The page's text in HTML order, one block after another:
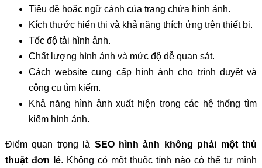
Tiêu đề hoặc ngữ cảnh của trang chứa hình ảnh.
Kích thước hiển thị và khả năng thích ứng trên thiết bị.
Tốc độ tải hình ảnh.
Chất lượng hình ảnh và mức độ dễ quan sát.
Cách website cung cấp hình ảnh cho trình duyệt và
công cụ tìm kiếm.
Khả năng hình ảnh xuất hiện trong các hệ thống tìm
kiếm hình ảnh.
Điểm quan trọng là SEO hình ảnh không phải một thủ
thuật đơn lẻ. Không có một thuộc tính nào có thể tự mình